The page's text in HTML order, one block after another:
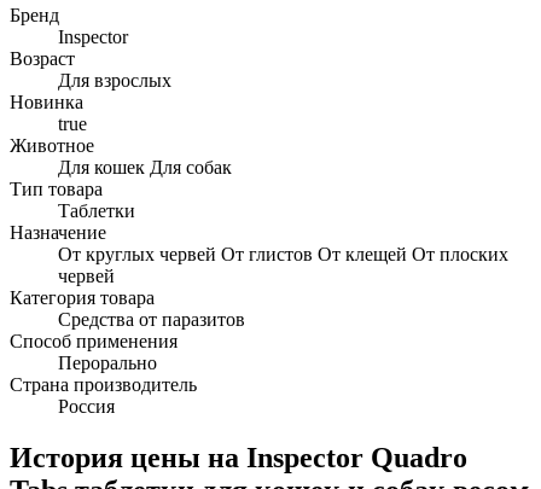
Бренд
Inspector
Возраст
Для взрослых
Новинка
true
Животное
Для кошек Для собак
Тип товара
Таблетки
Назначение
От круглых червей От глистов От клещей От плоских
червей
Категория товара
Средства от паразитов
Способ применения
Перорально
Страна производитель
Россия
История цены на Inspector Quadro